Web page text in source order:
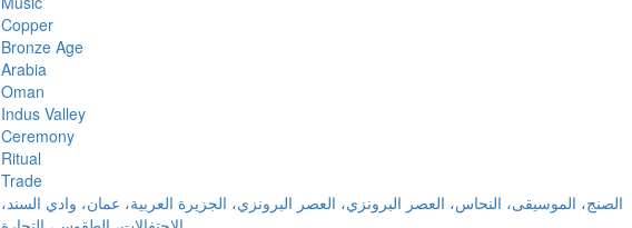
Copper
Bronze Age
Arabia
Oman
Indus Valley
Ceremony
Ritual
Trade
الصنج، الموسيقى، النحاس، العصر البرونزي، العصر البرونزي، الجزيرة العربية، عمان، وادي السند،